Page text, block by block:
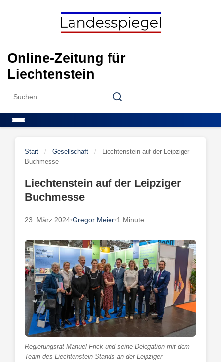
Online-Zeitung für
Liechtenstein
Search
Search
Start / Gesellschaft /
Liechtenstein auf der Leipziger
Buchmesse
Liechtenstein auf der Leipziger
Buchmesse
23. März 2024•Gregor Meier•1 Minute
Regierungsrat Manuel Frick und seine Delegation mit dem
Team des Liechtenstein-Stands an der Leipziger